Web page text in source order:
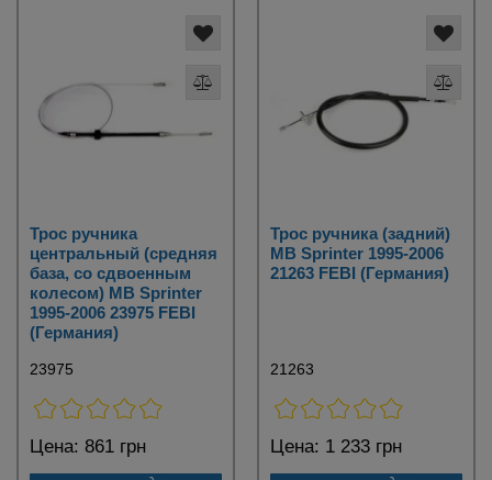
Трос ручника
центральный (средняя
база, со сдвоенным
колесом) MB Sprinter
1995-2006 23975 FEBI
(Германия)
23975
Цена: 861 грн
Трос ручника (задний)
MB Sprinter 1995-2006
21263 FEBI (Германия)
21263
Цена: 1 233 грн